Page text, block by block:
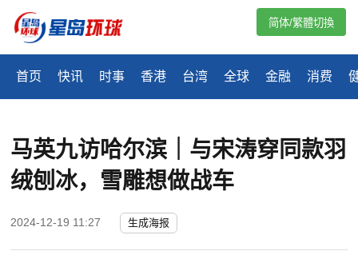
首页 快讯 时事 香港 台湾 全球 金融 消费
简体/繁體切換
马英九访哈尔滨｜与宋涛穿同款羽
绒刨冰，雪雕想做战车
2024-12-19 11:27 生成海报